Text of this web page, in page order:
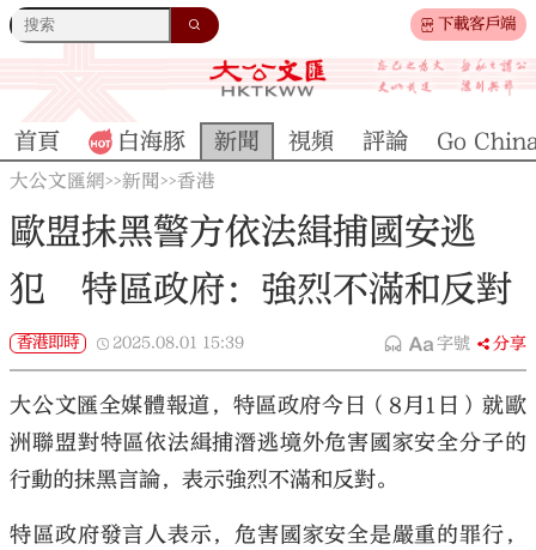
下載客戶端
首頁 白海豚 新聞 視頻 評論 Go
大公文匯網>>新聞>>香港
歐盟抹黑警方依法緝捕國安逃
犯 特區政府：強烈不滿和反對
香港即時 2025.08.01 15:39 字號 分享
大公文匯全媒體報道，特區政府今日（8月1日）就歐
洲聯盟對特區依法緝捕潛逃境外危害國家安全分子的
行動的抹黑言論，表示強烈不滿和反對。
特區政府發言人表示，危害國家安全是嚴重的罪行，